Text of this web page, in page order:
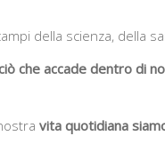
della scienza, della
che accade dentro di
vita quotidiana